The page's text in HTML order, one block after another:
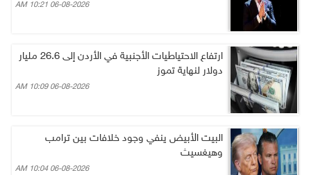
06-08-2026 10:21 AM
ارتفاع الاحتياطيات الأجنبية في الأردن إلى 26.6 مليار
دولار لنهاية تموز
06-08-2026 10:09 AM
البيت الأبيض ينفي وجود خلافات بين ترامب
وهيغسيث
06-08-2026 10:04 AM